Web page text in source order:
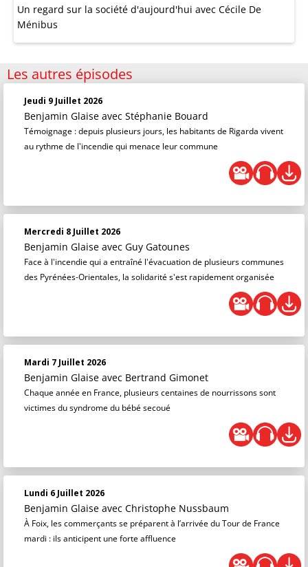
Un regard sur la société d'aujourd'hui avec Cécile De
Ménibus
Les autres épisodes
Jeudi 9 Juillet 2026
Benjamin Glaise avec Stéphanie Bouard
Témoignage : depuis plusieurs jours, les habitants de Rigarda vivent
au rythme de l'incendie qui menace leur commune
Mercredi 8 Juillet 2026
Benjamin Glaise avec Guy Gatounes
Face à l'incendie qui a entraîné l'évacuation de plusieurs communes
des Pyrénées-Orientales, la solidarité s'est rapidement organisée
Mardi 7 Juillet 2026
Benjamin Glaise avec Bertrand Gimonet
Chaque année en France, plusieurs centaines de nourrissons sont
victimes du syndrome du bébé secoué
Lundi 6 Juillet 2026
Benjamin Glaise avec Christophe Nussbaum
À Foix, les commerçants se préparent à l’arrivée du Tour de France
mardi : ils anticipent une forte affluence